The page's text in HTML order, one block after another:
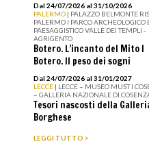
Dal 24/07/2026 al 31/10/2026
PALERMO | PALAZZO BELMONTE
PALERMO I PARCO ARCHEOLOGICO
PAESAGGISTICO VALLE DEI TEMPLI -
AGRIGENTO
Botero. L’incanto del Mito I
Botero. Il peso dei sogni
Dal 24/07/2026 al 31/01/2027
LECCE | LECCE – MUSEO MUST I
– GALLERIA NAZIONALE DI
Tesori nascosti della
Borghese
LEGGI TUTTO >